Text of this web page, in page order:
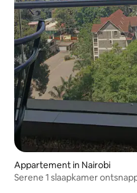
Appartement in Nairobi
Serene 1 slaapkamer